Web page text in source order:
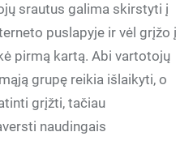
srautus galima skirstyti į
puslapyje ir vėl grįžo į
pirmą kartą. Abi vartotojų
grupę reikia išlaikyti, o
grįžti, tačiau
naudingais